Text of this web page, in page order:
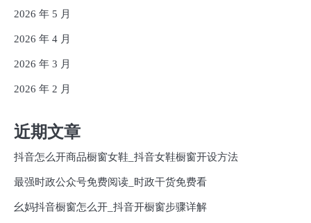
2026 年 5 月
2026 年 4 月
2026 年 3 月
2026 年 2 月
近期文章
抖音怎么开商品橱窗女鞋_抖音女鞋橱窗开设方法
最强时政公众号免费阅读_时政干货免费看
幺妈抖音橱窗怎么开_抖音开橱窗步骤详解